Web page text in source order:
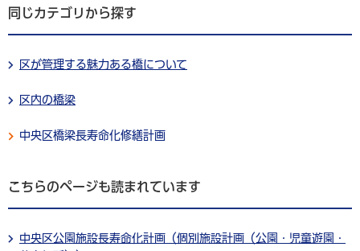
同じカテゴリから探す
区が管理する魅力ある橋について
区内の橋梁
中央区橋梁長寿命化修繕計画
こちらのページも読まれています
中央区公園施設長寿命化計画（個別施設計画（公園・児童遊園・